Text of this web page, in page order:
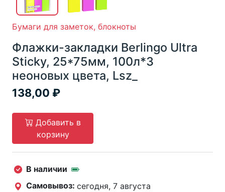
Бумаги для заметок, блокноты
Флажки-закладки Berlingo Ultra
Sticky, 25*75мм, 100л*3
неоновых цвета, Lsz_
138,00
Добавить в
корзину
В наличии
Самовывоз: сегодня, 7 августа